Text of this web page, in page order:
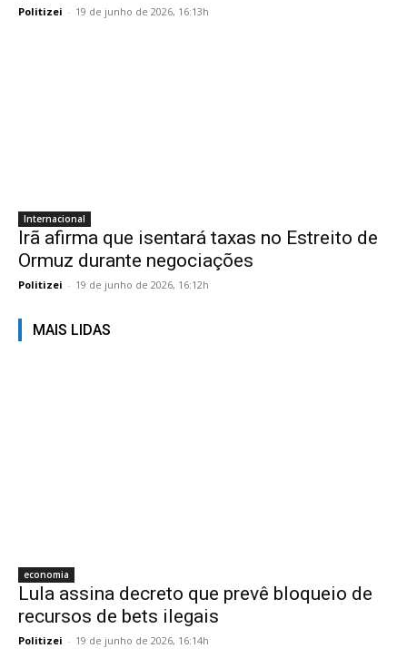
Politizei - 19 de junho de 2026, 16:13h
Internacional
Irã afirma que isentará taxas no Estreito de
Ormuz durante negociações
Politizei - 19 de junho de 2026, 16:12h
MAIS LIDAS
economia
Lula assina decreto que prevê bloqueio de
recursos de bets ilegais
Politizei - 19 de junho de 2026, 16:14h